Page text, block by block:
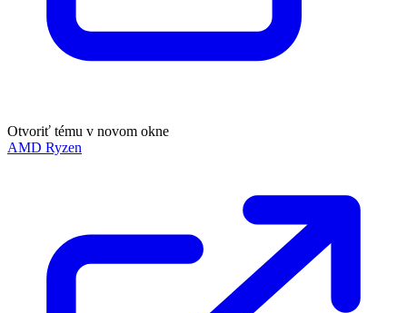
Otvoriť tému v novom okne
AMD Ryzen